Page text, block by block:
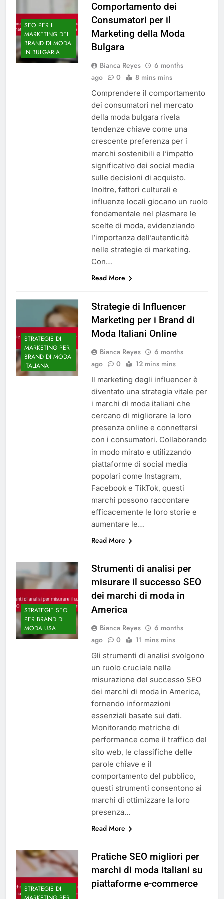
SEO PER IL
MARKETING DEI
BRAND DI MODA
IN BULGARIA
Comportamento dei
Consumatori per il
Marketing della Moda
Bulgara
Bianca Reyes
6 months
ago
0 8 mins mins
Comprendere il comportamento
dei consumatori nel mercato
della moda bulgara rivela
tendenze chiave come una
crescente preferenza per i
marchi sostenibili e l’impatto
significativo dei social media
sulle decisioni di acquisto.
Inoltre, fattori culturali e
influenze locali giocano un ruolo
fondamentale nel plasmare le
scelte di moda, evidenziando
l’importanza dell’autenticità
nelle strategie di marketing.
Con…
Read More
STRATEGIE DI
MARKETING PER
BRAND DI MODA
ITALIANA
Strategie di Influencer
Marketing per i Brand di
Moda Italiani Online
Bianca Reyes
6 months
ago
0 12 mins mins
Il marketing degli influencer è
diventato una strategia vitale per
i marchi di moda italiani che
cercano di migliorare la loro
presenza online e connettersi
con i consumatori. Collaborando
in modo mirato e utilizzando
piattaforme di social media
popolari come Instagram,
Facebook e TikTok, questi
marchi possono raccontare
efficacemente le loro storie e
aumentare le…
Read More
STRATEGIE SEO
PER BRAND DI
MODA USA
Strumenti di analisi per
misurare il successo SEO
dei marchi di moda in
America
Bianca Reyes
6 months
ago
0 11 mins mins
Gli strumenti di analisi svolgono
un ruolo cruciale nella
misurazione del successo SEO
dei marchi di moda in America,
fornendo informazioni
essenziali basate sui dati.
Monitorando metriche di
performance come il traffico del
sito web, le classifiche delle
parole chiave e il
comportamento del pubblico,
questi strumenti consentono ai
marchi di ottimizzare la loro
presenza…
Read More
STRATEGIE DI
Pratiche SEO migliori per
marchi di moda italiani su
piattaforme e-commerce